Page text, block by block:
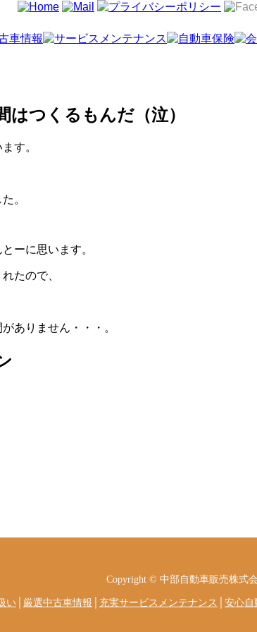
はつくるもんだ（泣）
す。
。
ーに思います。
たので、
ありません・・・。
Copyright © 中部自動車販売株式会
い 厳選中古車情報 充実サービスメンテナンス 安心自